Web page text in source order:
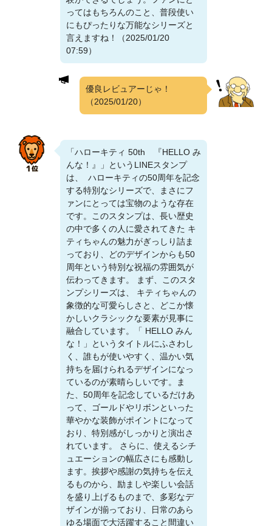
ってはもちろんのこと、普段使い
にもぴったりな万能なシリーズと
言えますね！（2025/01/20
07:59）
優良レビュアーじゃ！
（2025/01/20）
「ハローキティ 50th 『HELLO み
んな！』」というLINEスタンプ
は、 ハローキティの50周年を記念
する特別なシリーズで、まさにフ
ァンにとっては宝物のような存在
です。このスタンプは、長い歴史
の中で多くの人に愛されてきた キ
ティちゃんの魅力がぎっしり詰ま
っており、どのデザインからも50
周年という特別な祝福の雰囲気が
伝わってきます。 まず、このスタ
ンプシリーズは、 キティちゃんの
象徴的な可愛らしさと、どこか懐
かしいクラシックな要素が見事に
融合しています。「 HELLO みん
な！」というタイトルにふさわし
く、誰もが使いやすく、温かい気
持ちを届けられるデザインになっ
ているのが素晴らしいです。ま
た、50周年を記念しているだけあ
って、ゴールドやリボンといった
華やかな装飾がポイントになって
おり、特別感がしっかりと演出さ
れています。 さらに、使えるシチ
ュエーションの幅広さにも感動し
ます。挨拶や感謝の気持ちを伝え
るものから、励ましや楽しい会話
を盛り上げるものまで、多彩なデ
ザインが揃っており、日常のあら
ゆる場面で大活躍すること間違い